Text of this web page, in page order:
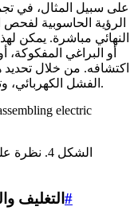
على سبيل المثال، في
الرؤية الحاسوبية
النهائي مباشرة. يمكن
أو البراغي
اكتشافه. من خلال
الفشل الكهربائي، وتجنب تأخير الإنتاج، وتقليل مخاطر السلامة.
الشكل 4.
التغليف #